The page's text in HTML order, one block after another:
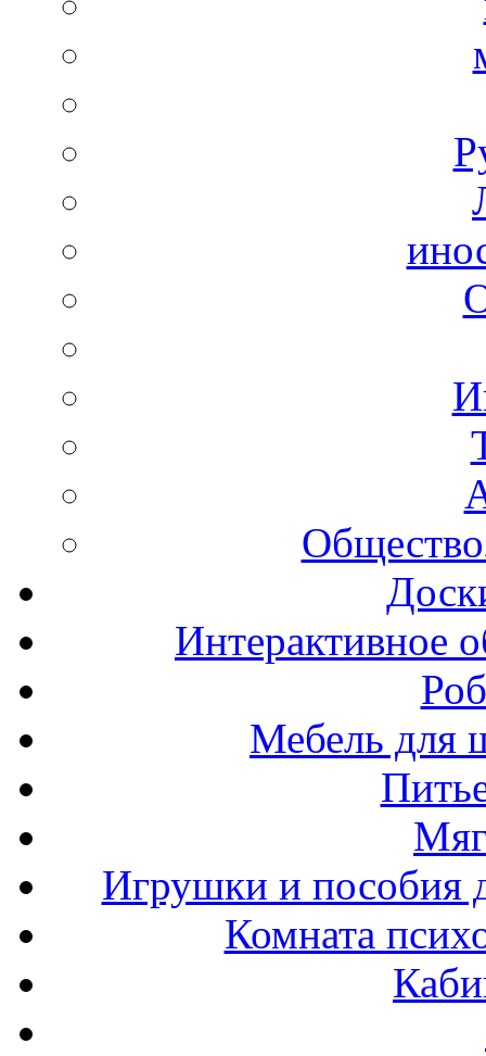
Интерактивное
Мебель для
Игрушки и пособия
Комната